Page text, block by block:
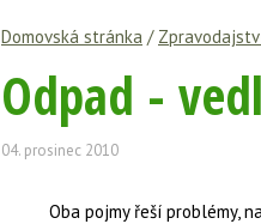
Domovská stránka /
Odpad -
04. prosinec 2010
Oba pojmy řeší problémy,